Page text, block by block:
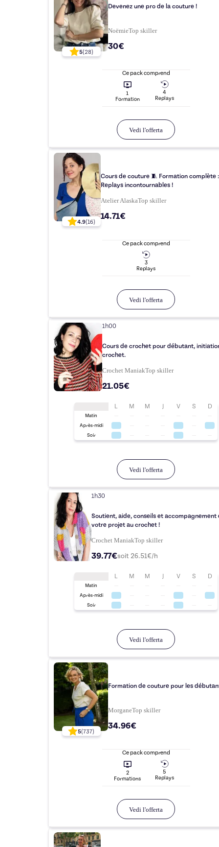
5(28)
Devenez une pro de la couture !
NoëmieTop skiller
30€
Ce pack comprend
1
Formation
4
Replays
Vedi l'offerta
4.9(16)
Cours de couture 🧵 Formation complète
Replays incontournables !
Atelier AlaskaTop skiller
14.71€
Ce pack comprend
3
Replays
Vedi l'offerta
1h00
Cours de crochet pour débutant,
crochet.
Crochet ManiakTop skiller
21.05€
L M M J V S D
Matin
Après-midi
Soir
Vedi l'offerta
1h30
Soutient, aide, conseils et accompagnement
votre projet au crochet !
Crochet ManiakTopskiller
39.77€soit 26.51€/h
L M M J V S D
Matin
Après-midi
Soir
Vedi l'offerta
5(737)
Formation de couture pour les
MorganeTop skiller
34.96€
Ce pack comprend
2
Formations
5
Replays
Vedi l'offerta